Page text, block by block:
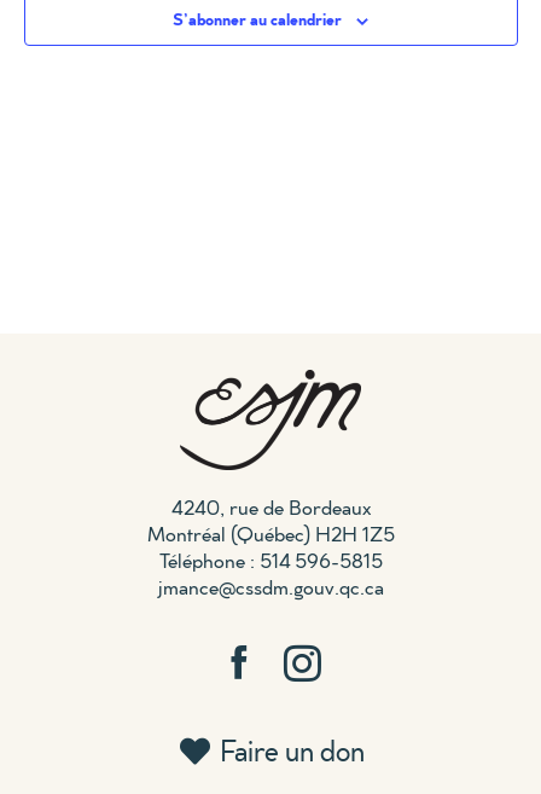
S’abonner au calendrier
4240, rue de Bordeaux
Montréal (Québec) H2H 1Z5
Téléphone : 514 596-5815
jmance@cssdm.gouv.qc.ca
Faire un don